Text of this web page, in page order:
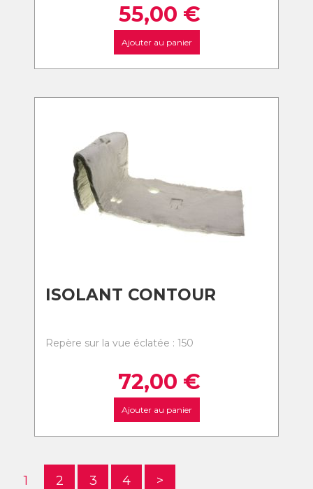
55,00 €
Ajouter au panier
ISOLANT CONTOUR
Repère sur la vue éclatée : 150
72,00 €
Ajouter au panier
1 2 3 4 >